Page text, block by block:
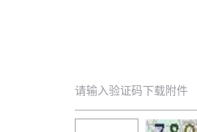
请输入验证码下载附件